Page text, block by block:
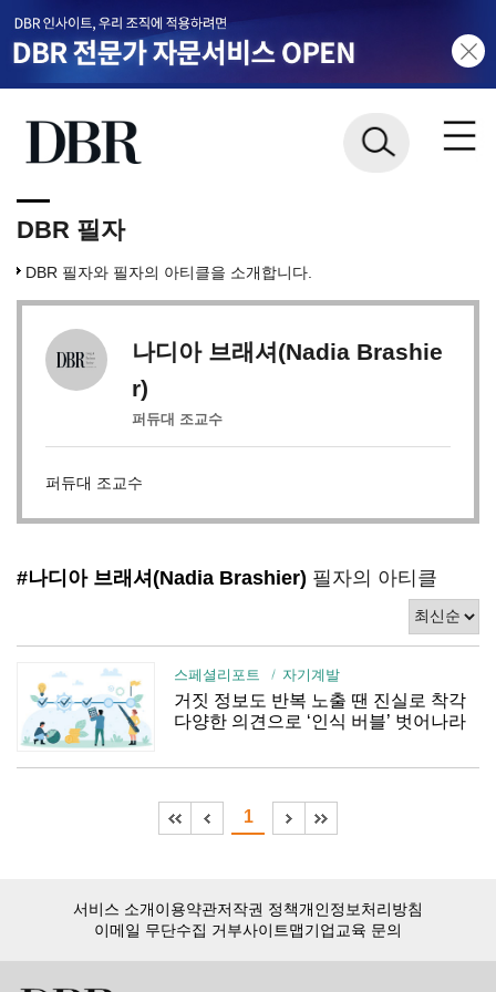
DBR 필자
DBR 필자와 필자의 아티클을 소개합니다.
나디아 브래셔(Nadia Brashie
r)
퍼듀대 조교수
퍼듀대 조교수
#나디아 브래셔(Nadia Brashier) 필자의 아티클
스페셜리포트 자기계발
거짓 정보도 반복 노출 땐 진실로 착각
다양한 의견으로 ‘인식 버블’ 벗어나라
1
서비스 소개이용약관저작권 정책개인정보처리방침
이메일 무단수집 거부사이트맵기업교육 문의